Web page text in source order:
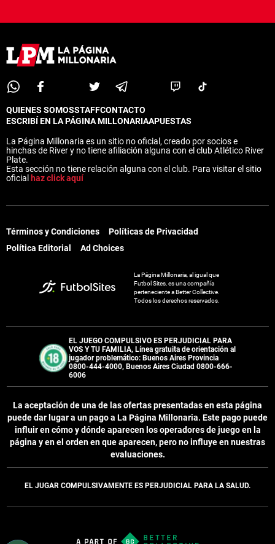
QUIENES SOMOSSTAFFCONTACTO
ESCRIBÍ EN LA PÁGINA MILLONARIAAPUESTAS
La Página Millonaria es un sitio no oficial, creado por socios e
hinchas de River y no tiene afiliación alguna con el club Atlético River
Plate.
Esta sección no tiene relación alguna con el club. Para visitar el sitio
oficial haz click aquí
Términos y Condiciones
Políticas de Privacidad
Política Editorial
Ad Choices
La Página Millonaria, al igual que
Futbol Sites, es una compañía
perteneciente a Better Collective.
Todos los derechos reservados.
EL JUEGO COMPULSIVO ES PERJUDICIAL PARA
VOS Y TU FAMILIA, Línea gratuita de orientación al
jugador problemático: Buenos Aires Provincia
0800-444-4000, Buenos Aires Ciudad 0800-666-
6006
La aceptación de una de las ofertas presentadas en esta página
puede dar lugar a un pago a La Página Millonaria. Este pago puede
influir en cómo y dónde aparecen los operadores de juego en la
página y en el orden en que aparecen, pero no influye en nuestras
evaluaciones.
EL JUGAR COMPULSIVAMENTE ES PERJUDICIAL PARA LA SALUD.